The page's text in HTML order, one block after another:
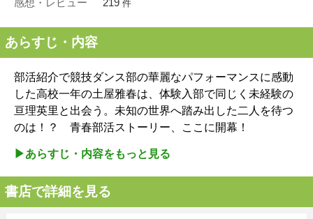
感想・レビュー 219 件
あらすじ・内容
部活紹介で競技ダンス部の華麗なパフォーマンスに感動
した高校一年の土屋雅春は、体験入部で同じく未経験の
亘理英里と出会う。未知の世界へ踏み出した二人を待つ
のは！？ 青春部活ストーリー、ここに開幕！
▶︎あらすじ・内容をもっと見る
書店で詳細を見る